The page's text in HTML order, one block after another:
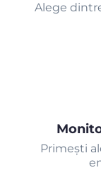
Alege
Primeşti